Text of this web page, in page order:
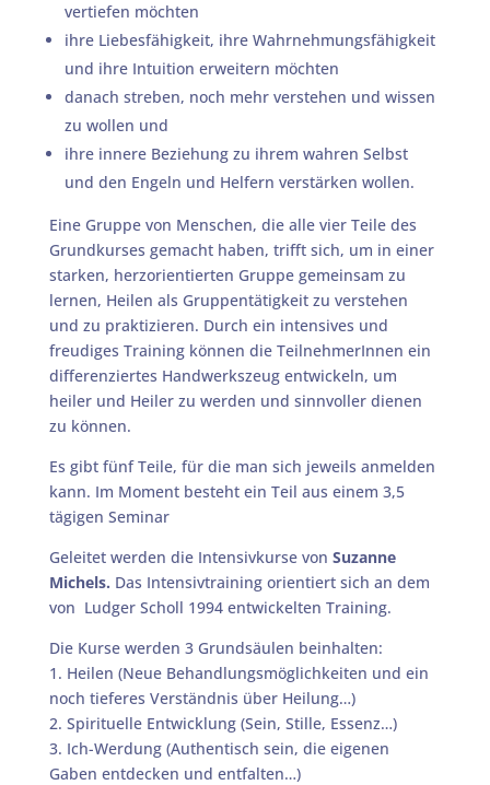
vertiefen möchten
ihre Liebesfähigkeit, ihre Wahrnehmungsfähigkeit
und ihre Intuition erweitern möchten
danach streben, noch mehr verstehen und wissen
zu wollen und
ihre innere Beziehung zu ihrem wahren Selbst
und den Engeln und Helfern verstärken wollen.
Eine Gruppe von Menschen, die alle vier Teile des
Grundkurses gemacht haben, trifft sich, um in einer
starken, herzorientierten Gruppe gemeinsam zu
lernen, Heilen als Gruppentätigkeit zu verstehen
und zu praktizieren. Durch ein intensives und
freudiges Training können die TeilnehmerInnen ein
differenziertes Handwerkszeug entwickeln, um
heiler und Heiler zu werden und sinnvoller dienen
zu können.
Es gibt fünf Teile, für die man sich jeweils anmelden
kann. Im Moment besteht ein Teil aus einem 3,5
tägigen Seminar
Geleitet werden die Intensivkurse von Suzanne
Michels. Das Intensivtraining orientiert sich an dem
von Ludger Scholl 1994 entwickelten Training.
Die Kurse werden 3 Grundsäulen beinhalten:
1. Heilen (Neue Behandlungsmöglichkeiten und ein
noch tieferes Verständnis über Heilung…)
2. Spirituelle Entwicklung (Sein, Stille, Essenz…)
3. Ich-Werdung (Authentisch sein, die eigenen
Gaben entdecken und entfalten…)